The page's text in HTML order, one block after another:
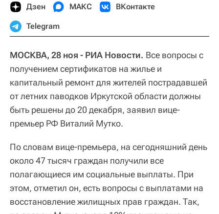
Дзен МАКС ВКонтакте
Telegram
МОСКВА, 28 ноя - РИА Новости. Все вопросы с
получением сертификатов на жилье и
капитальный ремонт для жителей пострадавшей
от летних паводков Иркутской области должны
быть решены до 20 декабря, заявил вице-
премьер РФ Виталий Мутко.
По словам вице-премьера, на сегодняшний день
около 47 тысяч граждан получили все
полагающиеся им социальные выплаты. При
этом, отметил он, есть вопросы с выплатами на
восстановление жилищных прав граждан. Так,